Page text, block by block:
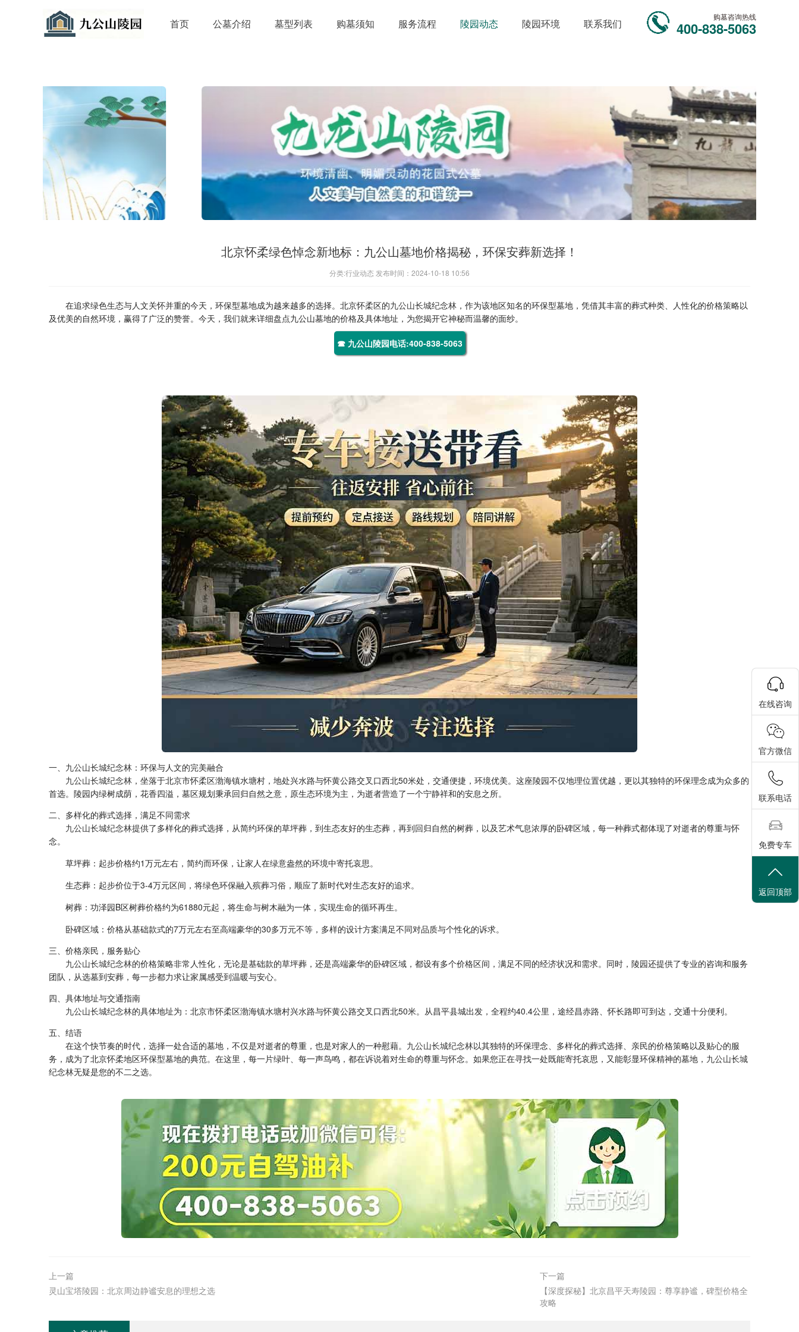
首页 公墓介绍 墓型列表 购墓须知 服务流程 陵园动态 陵园环境 联系我们
购墓咨询热线
400-838-5063
北京怀柔绿色悼念新地标：九公山墓地价格揭秘，环保安葬新选择！‌
分类:行业动态 发布时间：2024-10-18 10:56
在追求绿色生态与人文关怀并重的今天，环保型墓地成为越来越多的选择。北京怀柔区的九公山长城纪念林 ，作为该地区知名的环保型墓地，凭借其丰富的葬式种类、人性化的价格策略以
及优美的自然环境，赢得了广泛的赞誉。今天，我们就来详细盘点九公山墓地的价格及具体地址，为您揭开它神秘而温馨的面纱。
☎ 九公山陵园电话:400-838-5063
一、 九公山长城纪念林 ：环保与人文的完美融合
九公山长城纪念林 ，坐落于北京市怀柔区渤海镇水塘村，地处兴水路与怀黄公路交叉口西北50米处，交通便捷，环境优美。这座陵园不仅地理位置优越，更以其独特的环保理念成为众多的
首选。陵园内绿树成荫，花香四溢，墓区规划秉承回归自然之意，原生态环境为主，为逝者营造了一个宁静祥和的安息之所。
二、多样化的葬式选择，满足不同需求
九公山长城纪念林提供了多样化的葬式选择，从简约环保的草坪葬，到生态友好的生态葬，再到回归自然的树葬，以及艺术气息浓厚的卧碑区域，每一种葬式都体现了对逝者的尊重与怀
念。
草坪葬 ‌：起步价格约1万元左右，简约而环保，让家人在绿意盎然的环境中寄托哀思。
生态葬 ‌：起步价位于3-4万元区间，将绿色环保融入殡葬习俗，顺应了新时代对生态友好的追求。
树葬 ‌：功泽园B区树葬价格约为61880元起，将生命与树木融为一体，实现生命的循环再生。
卧碑区域 ‌：价格从基础款式的7万元左右至高端豪华的30多万元不等，多样的设计方案满足不同对品质与个性化的诉求。
三、价格亲民，服务贴心
九公山长城纪念林的价格策略非常人性化，无论是基础款的草坪葬，还是高端豪华的卧碑区域，都设有多个价格区间，满足不同的经济状况和需求。同时，陵园还提供了专业的咨询和服务
团队，从选墓到安葬，每一步都力求让家属感受到温暖与安心。
四、具体地址与交通指南
九公山长城纪念林的具体地址为：北京市怀柔区渤海镇水塘村兴水路与怀黄公路交叉口西北50米。从昌平县城出发，全程约40.4公里，途经昌赤路、怀长路即可到达，交通十分便利。
五、结语
在这个快节奏的时代，选择一处合适的墓地，不仅是对逝者的尊重，也是对家人的一种慰藉。 九公山长城纪念林以其独特的环保理念、多样化的葬式选择、亲民的价格策略以及贴心的服
务，成为了北京怀柔地区环保型墓地的典范。在这里，每一片绿叶、每一声鸟鸣，都在诉说着对生命的尊重与怀念。如果您正在寻找一处既能寄托哀思，又能彰显环保精神的墓地， 九公山长城
纪念林无疑是您的不二之选。
上一篇
灵山宝塔陵园：北京周边静谧安息的理想之选‌
下一篇
【深度探秘】北京昌平天寿陵园：尊享静谧，碑型价格全
攻略
在线咨询
官方微信
联系电话
免费专车
返回顶部